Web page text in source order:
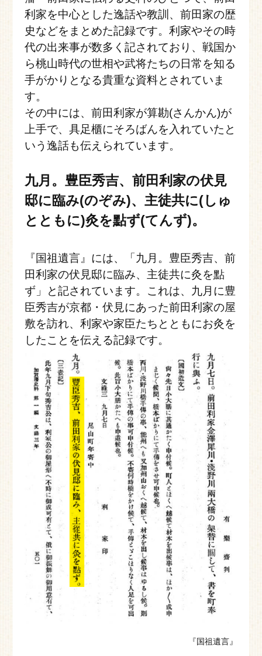
利家を中心とした逸話や教訓、前田家の歴
史などをまとめた記録です。利家やその時
代の出来事が数多く記されており、戦国か
ら桃山時代の世相や武将たちの日常を知る
手がかりとなる貴重な資料とされていま
す。
その中には、前田利家が算勘(さんかん)が
上手で、具足櫃にそろばんを入れていたと
いう逸話も伝えられています。
九月。豊臣秀吉、前田利家の伏見
邸に臨み(のぞみ)、主徒共に(しゅ
とともに)灸を點ず(てんず)。
『国祖遺言』には、「九月。豊臣秀吉、前
田利家の伏見邸に臨み、主徒共に灸を點
ず」と記されています。これは、九月に豊
臣秀吉が京都・伏見にあった前田利家の屋
敷を訪れ、利家や家臣たちとともにお灸を
したことを伝える記録です。
『国祖遺言』